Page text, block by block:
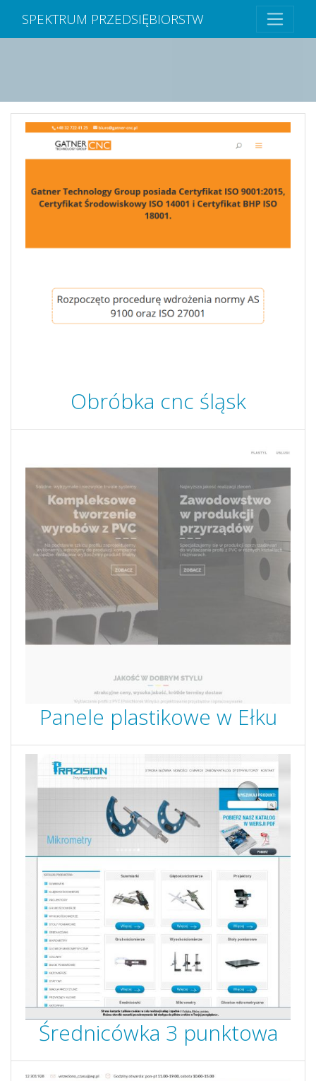
SPEKTRUM PRZEDSIĘBIORSTW
Obróbka cnc śląsk
Panele plastikowe w Ełku
Średnicówka 3 punktowa